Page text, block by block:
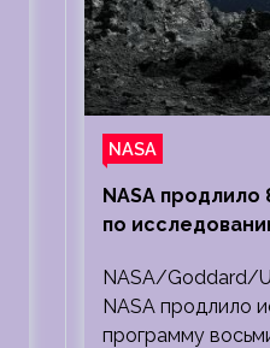
NASA
NASA продлило
по
NASA/Goddard/
NASA продлило
программу